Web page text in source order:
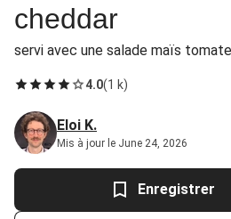
cheddar
servi avec une salade maïs
4.0(1 k)
Eloi K.
Mis à jour le June 24, 2026
Enregistrer